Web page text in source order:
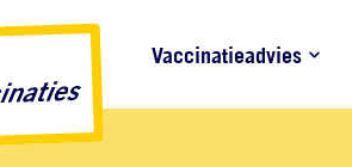
Hoofdnavigatie
Vaccinatieadvies